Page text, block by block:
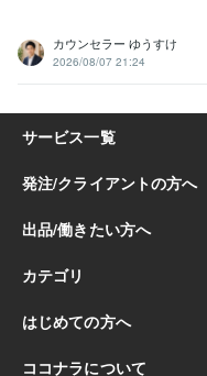
カウンセラー ゆうすけ
2026/08/07 21:24